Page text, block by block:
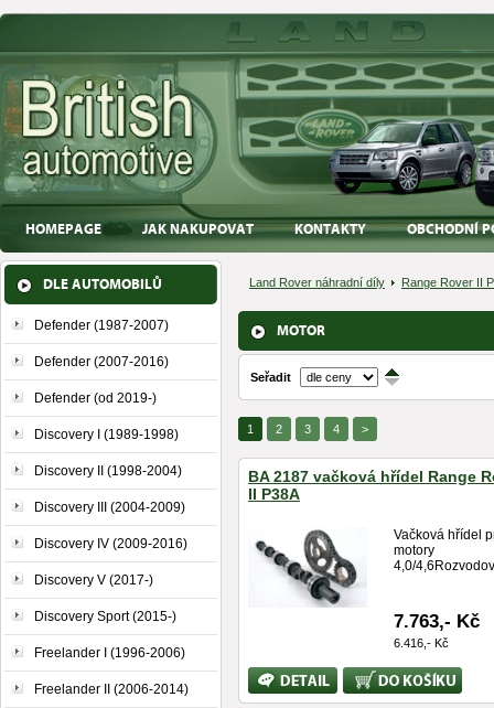
HOMEPAGE JAK NAKUPOVAT KONTAKTY OBCHODNÍ
DLE AUTOMOBILŮ
Defender (1987-2007)
Defender (2007-2016)
Defender (od 2019-)
Discovery I (1989-1998)
Discovery II (1998-2004)
Discovery III (2004-2009)
Discovery IV (2009-2016)
Discovery V (2017-)
Discovery Sport (2015-)
Freelander I (1996-2006)
Freelander II (2006-2014)
Land Rover náhradní díly Range Rover II
MOTOR
Seřadit ↑
↓
1 2 3 4 >
BA 2187 vačková hřídel Range
II P38A
Vačková hřídel
motory
4,0/
7.763,- Kč
6.416,- Kč
Bližší
informace
Koupit